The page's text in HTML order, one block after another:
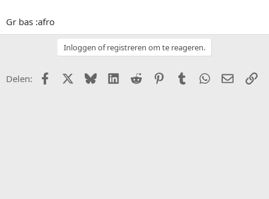
Gr bas :afro
Inloggen of registreren om te reageren.
Delen: FacebookX (Twitter)
BlueskyLinkedIn
Reddit PinterestTumblr WhatsApp
E-mail